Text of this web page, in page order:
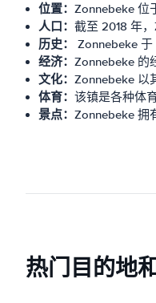
位置： Zonnebeke 位
人口： 截至 2018 年，
历史： Zonnebeke 于
经济： Zonnebeke 的
文化： Zonnebeke 以
体育： 该镇是各种体
景点： Zonnebeke 拥
热门目的地